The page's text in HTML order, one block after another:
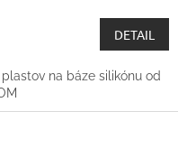
DETAIL
na báze silikónu od